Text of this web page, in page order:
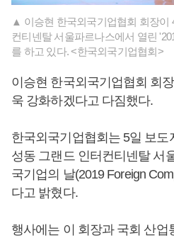
▲ 이승현 한국외국기업협회 회장이
컨티넨탈 서울파르나스에서 열린
를 하고 있다. <한국외국기업협회>
이승현 한국외국기업협회 회
욱 강화하겠다고 다짐했다.
한국외국기업협회는 5일 보도
성동 그랜드 인터컨티넨탈 서
국기업의 날(2019 Foreign
다고 밝혔다.
행사에는 이 회장과 국회 산업